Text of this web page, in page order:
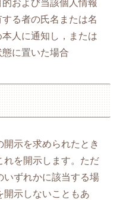
および当該個人情報
る者の氏名または名
人に通知し，または
に置いた場合
示を求められたとき
れを開示します。ただ
いずれかに該当する場
開示しないこともあ